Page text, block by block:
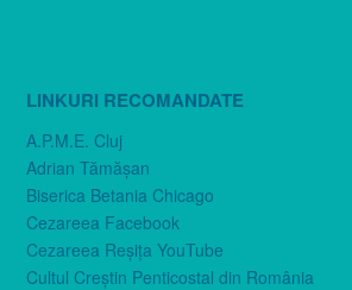
LINKURI RECOMANDATE
A.P.M.E. Cluj
Adrian Tămăşan
Biserica Betania Chicago
Cezareea Facebook
Cezareea Reşiţa YouTube
Cultul Creştin Penticostal din România